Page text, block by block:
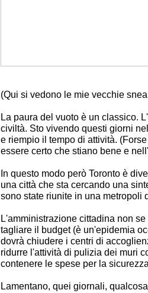
(Qui si vedono le mie vecchie
La paura del vuoto è un classico.
civiltà. Sto vivendo questi giorni
e riempio il tempo di attività.
essere certo che stiano bene e
In questo modo però Toronto è
una città che sta cercando una
sono state riunite in una metropoli
L'amministrazione cittadina non
tagliare il budget (è un'epidemia
dovrà chiudere i centri di
ridurre l'attività di pulizia dei muri
contenere le spese per la
Lamentano, quei giornali,